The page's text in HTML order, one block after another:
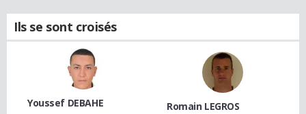
Ils se sont croisés
Youssef DEBAHE Romain LEGROS